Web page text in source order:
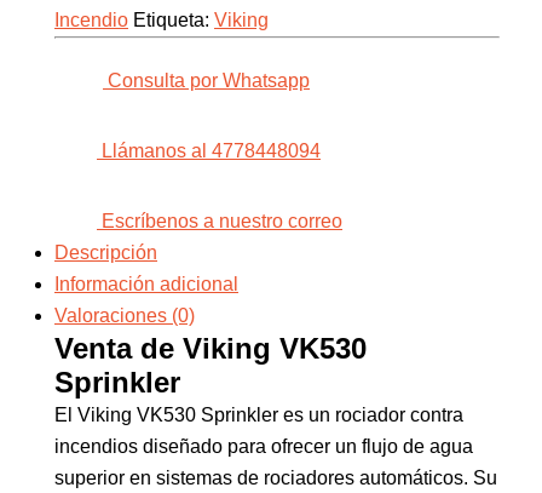
Incendio Etiqueta: Viking
Consulta por Whatsapp
Llámanos al 4778448094
Escríbenos a nuestro correo
Descripción
Información adicional
Valoraciones (0)
Venta de Viking VK530
Sprinkler
El Viking VK530 Sprinkler es un rociador contra
incendios diseñado para ofrecer un flujo de agua
superior en sistemas de rociadores automáticos. Su